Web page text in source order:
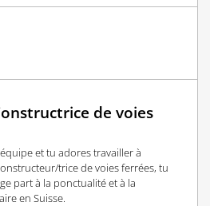
de voies
et tu adores travailler à
trice de voies ferrées, tu
part à la ponctualité et à la
en Suisse.